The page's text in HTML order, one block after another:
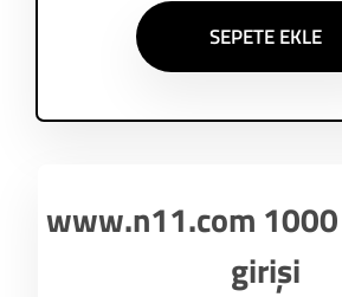
SEPETE EKLE
www.n11.com
girişi